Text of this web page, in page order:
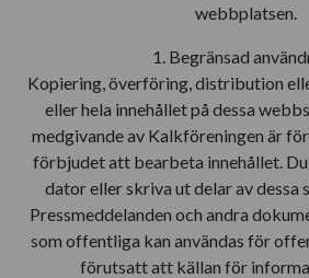
webbplatsen.
1. Begränsad
Kopiering, överföring, distribution
eller hela innehållet på dessa
medgivande av Kalkföreningen är
förbjudet att bearbeta innehållet.
dator eller skriva ut delar av dessa
Pressmeddelanden och andra
som offentliga kan användas för
förutsatt att källan för